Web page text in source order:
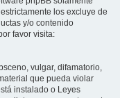
los excluye de
y/o contenido
favor visita:
vulgar, difamatorio,
que pueda violar
instalado o Leyes